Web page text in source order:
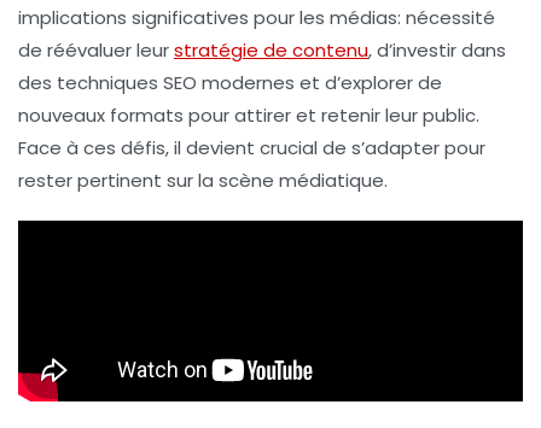
implications significatives pour les médias: nécessité
de réévaluer leurstratégie de contenu, d’investir dans
des techniques SEO modernes et d’explorer de
nouveaux formats pour attirer et retenir leur public.
Face à ces défis, il devient crucial de s’adapter pour
rester pertinent sur la scène médiatique.